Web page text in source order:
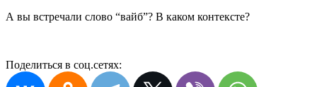
А вы встречали слово “вайб”? В каком контексте?
Поделиться в соц.сетях: